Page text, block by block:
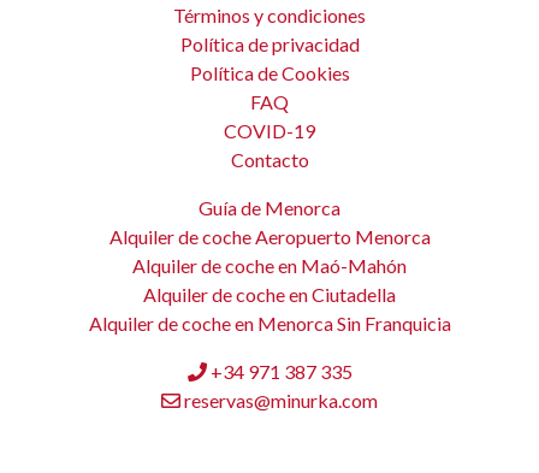
Términos y condiciones
Política de privacidad
Política de Cookies
FAQ
COVID-19
Contacto
Guía de Menorca
Alquiler de coche Aeropuerto Menorca
Alquiler de coche en Maó-Mahón
Alquiler de coche en Ciutadella
Alquiler de coche en Menorca Sin Franquicia
+34 971 387 335
reservas@minurka.com